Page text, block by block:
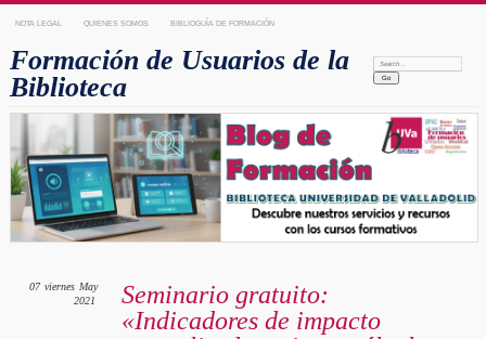
NOTA LEGAL QUIENES SOMOS BIBLIOGUÍA DE FORMACIÓN
Formación de Usuarios de la
Biblioteca
Search:
Seminario gratuito:
«Indicadores de impacto
07 viernes May
2021